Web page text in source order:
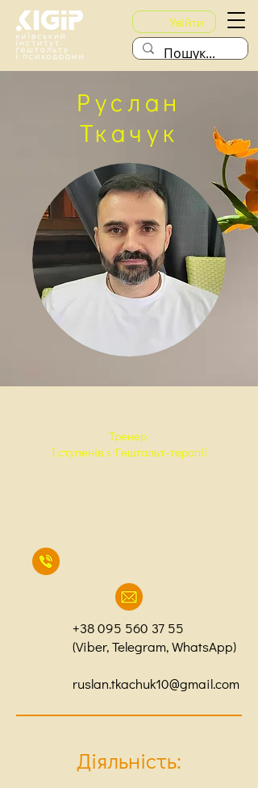
Увійти
Руслан
Ткачук
Тренер
I ступенів з Гештальт-терапії
+38 095 560 37 55
(Viber, Telegram, WhatsApp)
ruslan.tkachuk10@gmail.com
Діяльність: